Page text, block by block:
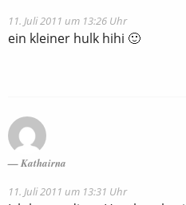
11. Juli 2011 um 13:26 Uhr
ein kleiner hulk hihi 🙂
Kathairna
11. Juli 2011 um 13:31 Uhr